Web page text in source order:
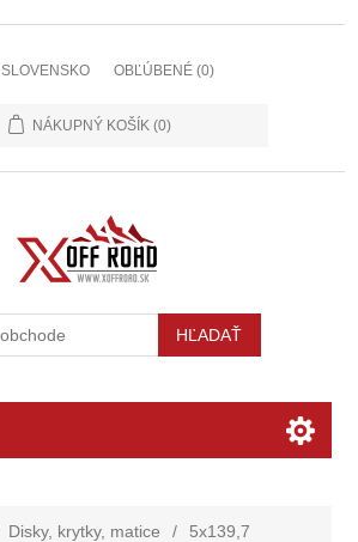
SLOVENSKO OBĽÚBENÉ (0)
NÁKUPNÝ KOŠÍK (0)
Disky, krytky, matice / 5x139,7